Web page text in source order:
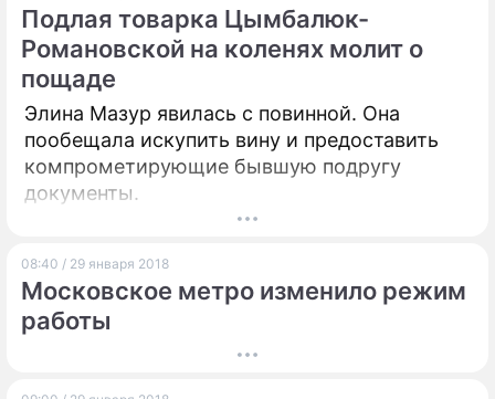
Подлая товарка Цымбалюк-
Романовской на коленях молит о
пощаде
Элина Мазур явилась с повинной. Она
пообещала искупить вину и предоставить
компрометирующие бывшую подругу
документы.
08:40 / 29 января 2018
Московское метро изменило режим
работы